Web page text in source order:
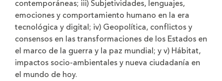
contemporáneas; iii) Subjetividades, lenguajes,
emociones y comportamiento humano en la era
tecnológica y digital; iv) Geopolítica, conflictos y
consensos en las transformaciones de los Estados en
el marco de la guerra y la paz mundial; y v) Hábitat,
impactos socio-ambientales y nueva ciudadanía en
el mundo de hoy.